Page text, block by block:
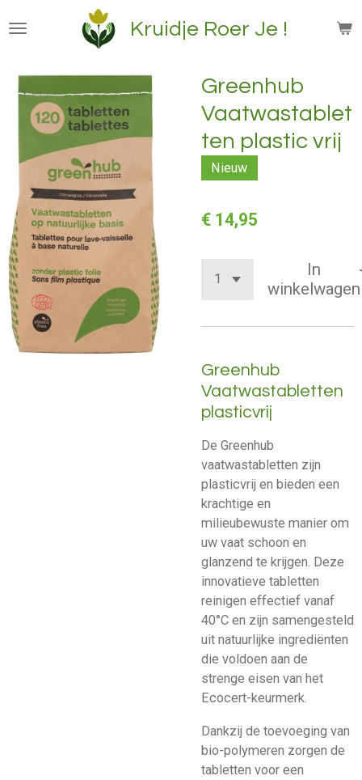
direct
de
hoofdinhoud
Kruidje Roer Je !
Greenhub
Vaatwastablet
ten plastic vrij
Nieuw
€ 14,95
In
winkelwagen
Greenhub
Vaatwastabletten
plasticvrij
De Greenhub
vaatwastabletten zijn
plasticvrij en bieden een
krachtige en
milieubewuste manier om
uw vaat schoon en
glanzend te krijgen. Deze
innovatieve tabletten
reinigen effectief vanaf
40°C en zijn samengesteld
uit natuurlijke ingrediënten
die voldoen aan de
strenge eisen van het
Ecocert-keurmerk.
Dankzij de toevoeging van
bio-polymeren zorgen de
tabletten voor een